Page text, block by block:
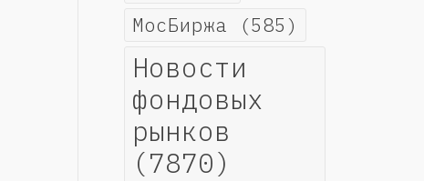
МосБиржа (585)
Новости
фондовых
рынков
(7870)